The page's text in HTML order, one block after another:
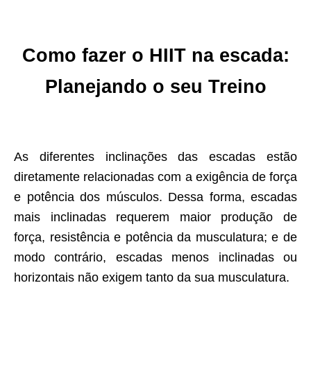
Como fazer o HIIT na escada:
Planejando o seu Treino
As diferentes inclinações das escadas estão
diretamente relacionadas com a exigência de força
e potência dos músculos. Dessa forma, escadas
mais inclinadas requerem maior produção de
força, resistência e potência da musculatura; e de
modo contrário, escadas menos inclinadas ou
horizontais não exigem tanto da sua musculatura.